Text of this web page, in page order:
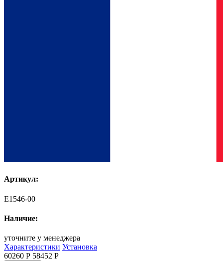
Артикул:
E1546-00
Наличие:
уточните у менеджера
Характеристики Установка
60260 Р 58452 Р